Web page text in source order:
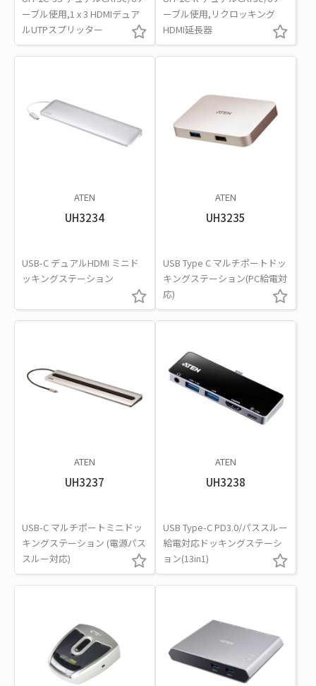
ーブル使用,1 x 3 HDMIデュア
ルUTPスプリッター
ーブル使用,リクロッキング
HDMI延長器
ATEN
UH3234
USB-C デュアルHDMI ミニド
ッキングステーション
ATEN
UH3235
USB Type C マルチポートドッ
キングステーション(PC給電対
応)
ATEN
UH3237
USB-C マルチポートミニドッ
キングステーション (電源パス
スルー対応)
ATEN
UH3238
USB Type-C PD3.0/パススルー
給電対応ドッキングステーシ
ョン(13in1)